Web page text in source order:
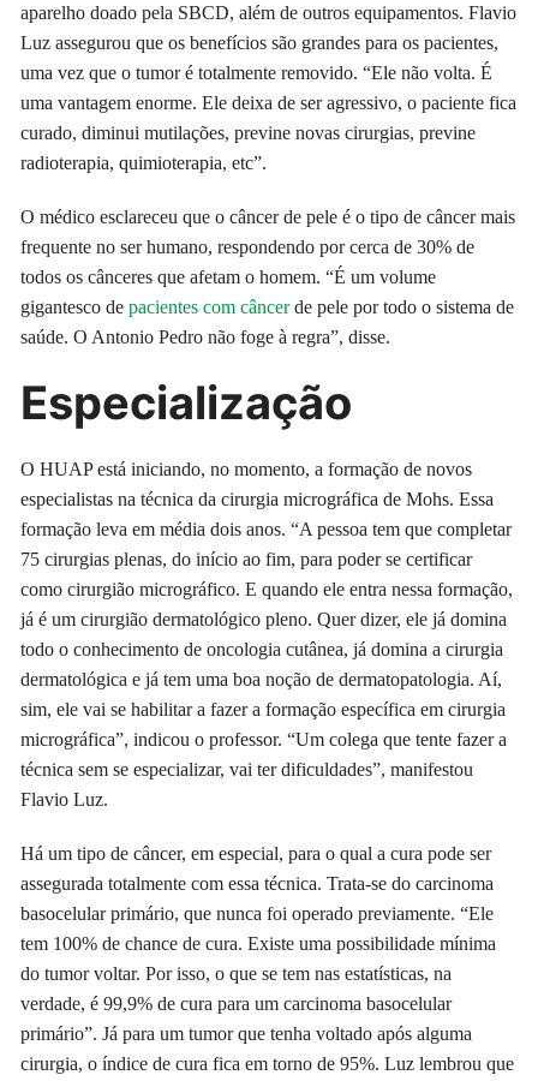
aparelho doado pela SBCD, além de outros equipamentos. Flavio
Luz assegurou que os benefícios são grandes para os pacientes,
uma vez que o tumor é totalmente removido. “Ele não volta. É
uma vantagem enorme. Ele deixa de ser agressivo, o paciente fica
curado, diminui mutilações, previne novas cirurgias, previne
radioterapia, quimioterapia, etc”.
O médico esclareceu que o câncer de pele é o tipo de câncer mais
frequente no ser humano, respondendo por cerca de 30% de
todos os cânceres que afetam o homem. “É um volume
gigantesco depacientes com câncerde pele por todo o sistema de
saúde. O Antonio Pedro não foge à regra”, disse.
Especialização
O HUAP está iniciando, no momento, a formação de novos
especialistas na técnica da cirurgia micrográfica de Mohs. Essa
formação leva em média dois anos. “A pessoa tem que completar
75 cirurgias plenas, do início ao fim, para poder se certificar
como cirurgião micrográfico. E quando ele entra nessa formação,
já é um cirurgião dermatológico pleno. Quer dizer, ele já domina
todo o conhecimento de oncologia cutânea, já domina a cirurgia
dermatológica e já tem uma boa noção de dermatopatologia. Aí,
sim, ele vai se habilitar a fazer a formação específica em cirurgia
micrográfica”, indicou o professor. “Um colega que tente fazer a
técnica sem se especializar, vai ter dificuldades”, manifestou
Flavio Luz.
Há um tipo de câncer, em especial, para o qual a cura pode ser
assegurada totalmente com essa técnica. Trata-se do carcinoma
basocelular primário, que nunca foi operado previamente. “Ele
tem 100% de chance de cura. Existe uma possibilidade mínima
do tumor voltar. Por isso, o que se tem nas estatísticas, na
verdade, é 99,9% de cura para um carcinoma basocelular
primário”. Já para um tumor que tenha voltado após alguma
cirurgia, o índice de cura fica em torno de 95%. Luz lembrou que